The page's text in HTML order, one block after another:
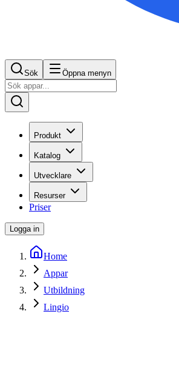
Sök Öppna menyn
Produkt
Katalog
Utvecklare
Resurser
Priser
Logga in
Home
Appar
Utbildning
Lingio